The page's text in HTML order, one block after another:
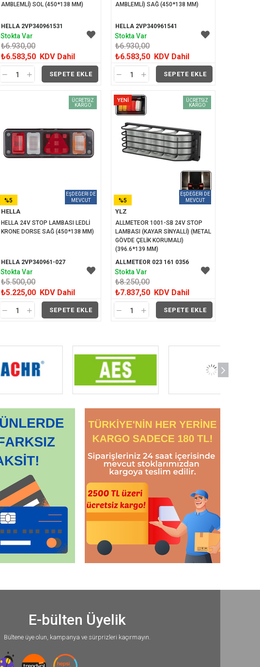
AMBLEMLİ) SOL (450*138 MM)
HELLA 2VP340961531
₺6.930,00
₺6.583,50 KDV Dahil
SEPETE EKLE
Stokta Var
AMBLEMLİ) SAĞ (450*138 MM)
HELLA 2VP340961541
₺6.930,00
₺6.583,50 KDV Dahil
SEPETE EKLE
Stokta Var
HELLA
HELLA 24V STOP LAMBASI LEDLİ
KRONE DORSE SAĞ (450*138 MM)
HELLA 2VP340961-027
₺5.500,00
₺5.225,00 KDV Dahil
SEPETE EKLE
%5
İNDIRIM
ÜCRETSIZ
KARGO
Stokta Var
YLZ
ALLMETEOR 1001-SB 24V STOP
LAMBASI (KAYAR SİNYALLİ) (METAL
GÖVDE ÇELİK KORUMALI)
(396.6*139 MM)
ALLMETEOR 023 161 0356
₺8.250,00
₺7.837,50 KDV Dahil
SEPETE EKLE
%5
İNDIRIM
ÜCRETSIZ
KARGO
YENI
ÜRÜN
Stokta Var
E-bülten Üyelik
Bültene üye olun, kampanya ve sürprizleri kaçırmayın.